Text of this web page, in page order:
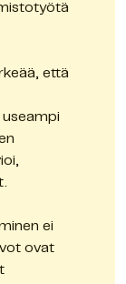
että
useampi
ei
ovat